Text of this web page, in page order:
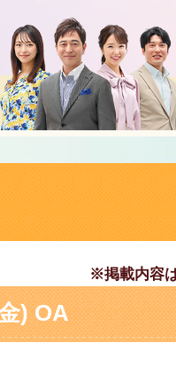
※掲載内容
) OA